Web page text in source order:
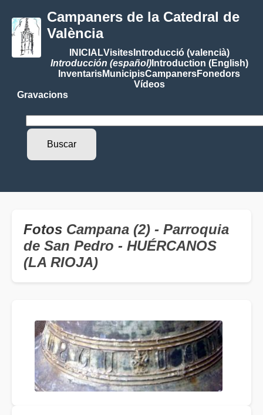
Campaners de la Catedral de
València
INICIALVisitesIntroducció (valencià)
Introducción (español)Introduction (English)
InventarisMunicipisCampanersFonedors
Vídeos
Gravacions
Fotos Campana (2) - Parroquia
de San Pedro - HUÉRCANOS
(LA RIOJA)